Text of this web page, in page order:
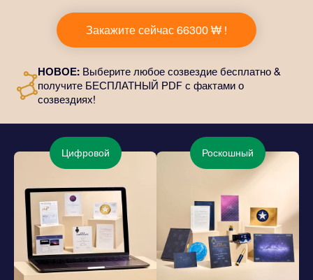
заблестели с нашим подарочным набором OSR! В
него входит красивый конверт и
персонализированные документы, которые будут
цифровые материалы и возможность бесплатно
пользоваться нашими приложениями. Это
волшебный и вечный подарок друзьям и любимым.
Закажите сейчас 66300 ₩ !
НОВОЕ: Выберите любое созвездие бесплатно &
получите БЕСПЛАТНЫЙ PDF с фактами о
созвездиях!
Цифровой Роскошный